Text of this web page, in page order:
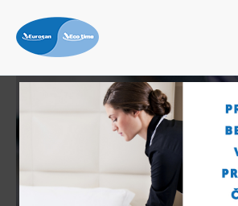
Čišćenje nikad nije bilo